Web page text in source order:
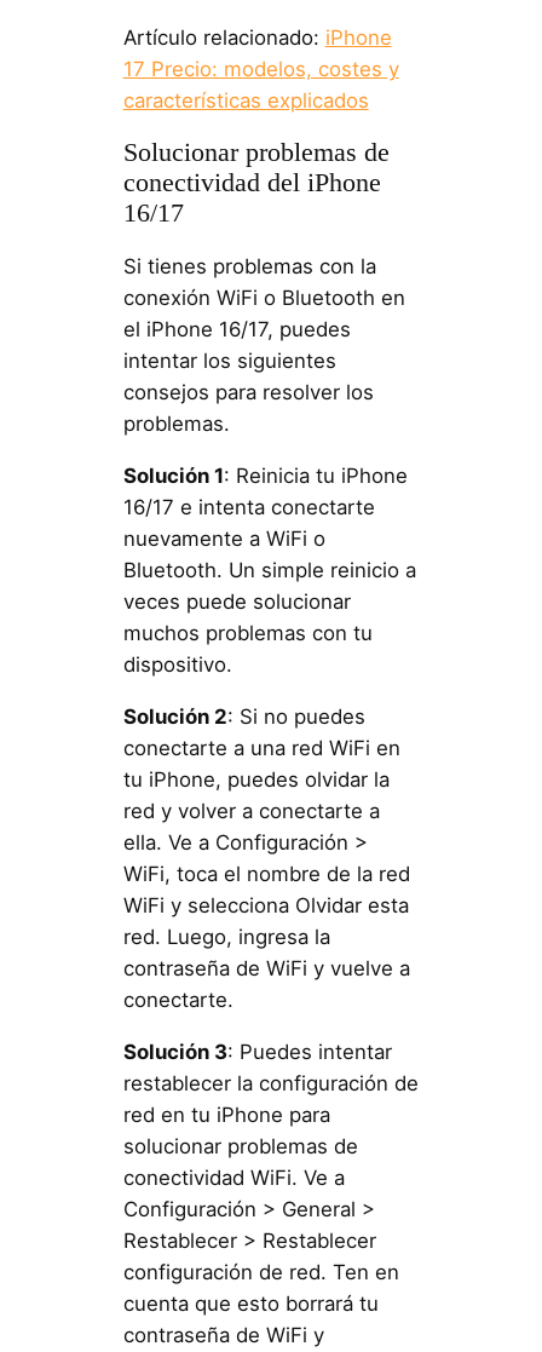
Artículo relacionado: iPhone
17 Precio: modelos, costes y
características explicados
Solucionar problemas de
conectividad del iPhone
16/17
Si tienes problemas con la
conexión WiFi o Bluetooth en
el iPhone 16/17, puedes
intentar los siguientes
consejos para resolver los
problemas.
Solución 1: Reinicia tu iPhone
16/17 e intenta conectarte
nuevamente a WiFi o
Bluetooth. Un simple reinicio a
veces puede solucionar
muchos problemas con tu
dispositivo.
Solución 2: Si no puedes
conectarte a una red WiFi en
tu iPhone, puedes olvidar la
red y volver a conectarte a
ella. Ve a Configuración >
WiFi, toca el nombre de la red
WiFi y selecciona Olvidar esta
red. Luego, ingresa la
contraseña de WiFi y vuelve a
conectarte.
Solución 3: Puedes intentar
restablecer la configuración de
red en tu iPhone para
solucionar problemas de
conectividad WiFi. Ve a
Configuración > General >
Restablecer > Restablecer
configuración de red. Ten en
cuenta que esto borrará tu
contraseña de WiFi y